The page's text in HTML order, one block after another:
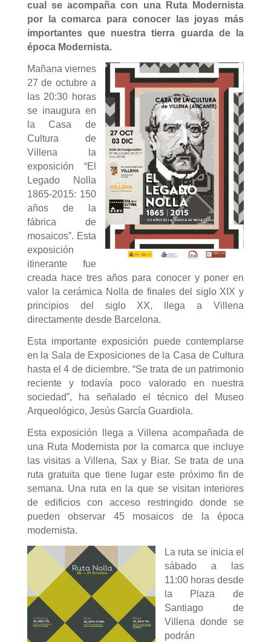
cual se acompaña con una Ruta Modernista
por la comarca para conocer las joyas más
importantes que nuestra tierra guarda de la
época Modernista.
Mañana viernes
27 de octubre a
las 20:30 horas
se inaugura en
la Casa de
Cultura de
Villena la
exposición “El
Legado Nolla
1865-2015: 150
años de la
fábrica de
mosaicos”. Esta
exposición
itinerante fue
creada hace tres años para conocer y poner en
valor la cerámica Nolla de finales del siglo XIX y
principios del siglo XX, llega a Villena
directamente desde Barcelona.
Esta importante exposición puede contemplarse
en la Sala de Exposiciones de la Casa de Cultura
hasta el 4 de diciembre. “Se trata de un patrimonio
reciente y todavía poco valorado en nuestra
sociedad”, ha señalado el técnico del Museo
Arqueológico, Jesús García Guardiola.
Esta exposición llega a Villena acompañada de
una Ruta Modernista por la comarca que incluye
las visitas a Villena, Sax y Biar. Se trata de una
ruta gratuita que tiene lugar este próximo fin de
semana. Una ruta en la que se visitan interiores
de edificios con acceso restringido donde se
pueden observar 45 mosaicos de la época
modernista.
La ruta se inicia el
sábado a las
11:00 horas desde
la Plaza de
Santiago de
Villena donde se
podrán